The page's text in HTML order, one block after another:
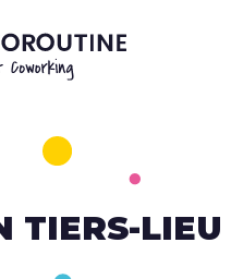
RÉUNION
COCO
TIERS-LIEU